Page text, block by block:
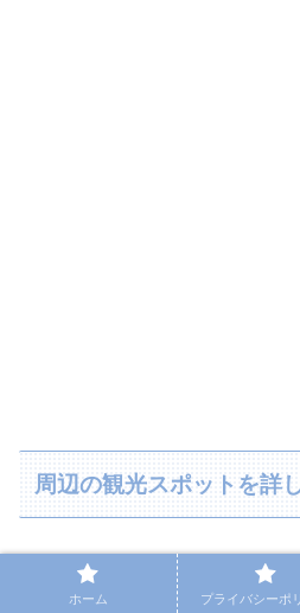
周辺の観光スポットを詳
金森赤レンガ倉庫
ホーム プライバシーポ